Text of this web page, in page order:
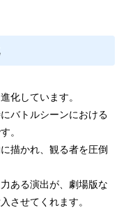
化しています。
バトルシーンにおける
。
描かれ、観る者を圧倒
ある演出が、劇場版な
させてくれます。